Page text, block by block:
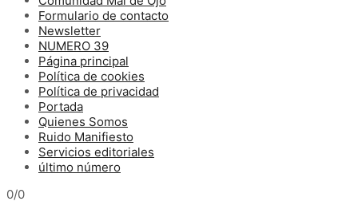
Formulario de contacto
Newsletter
NUMERO 39
Página principal
Política de cookies
Política de privacidad
Portada
Quienes Somos
Ruido Manifiesto
Servicios editoriales
último número
0/0